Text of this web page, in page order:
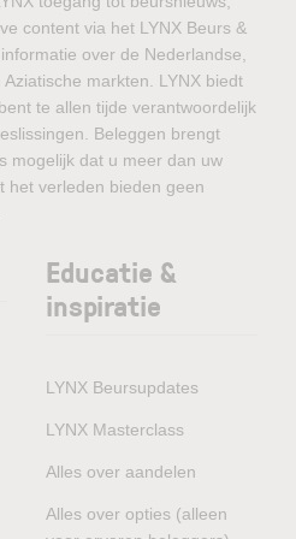
content via het LYNX Beurs &
over de Nederlandse,
markten. LYNX biedt
te allen tijde verantwoordelijk
Beleggen brengt
mogelijk dat u meer dan uw
het verleden bieden geen
Educatie &
inspiratie
LYNX Beursupdates
LYNX Masterclass
Alles over aandelen
Alles over opties (alleen